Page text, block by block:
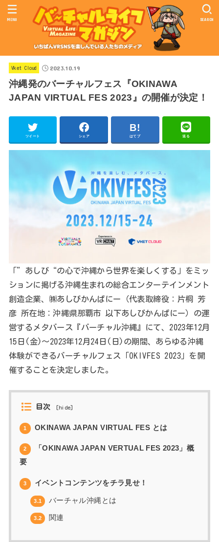
SEARCH
MENU
Vket Cloud 2023.10.19
沖縄発のバーチャルフェス『OKINAWA
JAPAN VIRTUAL FES 2023』の開催が決定！
ツイート シェア はてブ 送る
「”あしび“の心で沖縄から世界を楽しくする」をミッ
ションに掲げる沖縄生まれの総合エンターテインメント
創造企業、㈱あしびかんぱにー（代表取締役：片桐 芳
彦 所在地：沖縄県那覇市 以下あしびかんぱにー）の運
営するメタバース『バーチャル沖縄』にて、2023年12月
15日(金)〜2023年12月24日(日)の期間、あらゆる沖縄
体験ができるバーチャルフェス「OKIVFES 2023」を開
催することを決定しました。
目次 [hide]
1 OKINAWA JAPAN VIRTUAL FES とは
2
「OKINAWA JAPAN VERTUAL FES 2023」概
要
3 イベントコンテンツをチラ見せ！
3.1 バーチャル沖縄とは
3.2 関連